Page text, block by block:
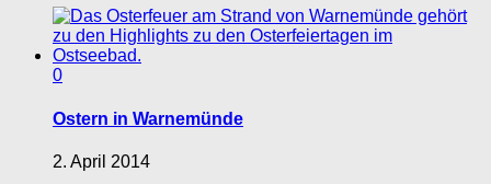
0
Ostern in Warnemünde
2. April 2014